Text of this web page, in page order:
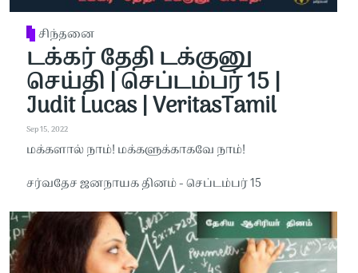
சிந்தனை
டக்கர் தேதி டக்குனு
செய்தி | செப்டம்பர் 15 |
Judit Lucas | VeritasTamil
Sep 15, 2022
மக்களால் நாம்! மக்களுக்காகவே நாம்!
சர்வதேச ஜனநாயக தினம் - செப்டம்பர் 15